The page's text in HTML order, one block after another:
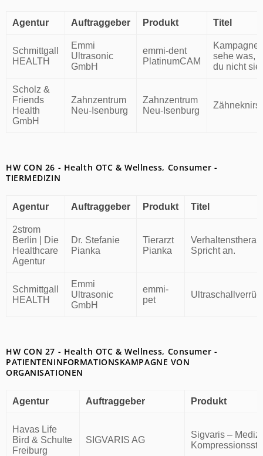
Agentur Auftraggeber Produkt Titel
Schmittgall
HEALTH
Emmi
Ultrasonic
GmbH
emmi-dent
PlatinumCAM
Kampagne
sehe was,
du nicht
Scholz &
Friends
Health
GmbH
Zahnzentrum
Neu-Isenburg
Zahnzentrum
Neu-Isenburg
HW CON 26 - Health OTC & Wellness, Consumer -
TIERMEDIZIN
Agentur Auftraggeber Produkt Titel
2strom
Berlin | Die
Healthcare
Agentur
Dr. Stefanie
Pianka
Tierarzt
Pianka
Spricht an.
Schmittgall
HEALTH
Emmi
Ultrasonic
GmbH
emmi-
pet
HW CON 27 - Health OTC & Wellness, Consumer -
PATIENTENINFORMATIONSKAMPAGNE VON
ORGANISATIONEN
Agentur Auftraggeber Produkt
Havas Life
Bird & Schulte
Freiburg
SIGVARIS AG
Sigvaris –